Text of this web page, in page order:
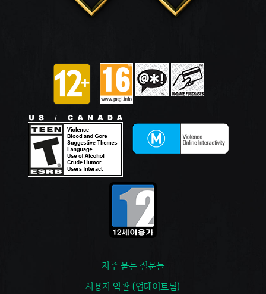
자주 묻는 질문들
사용자 약관 (업데이트됨)